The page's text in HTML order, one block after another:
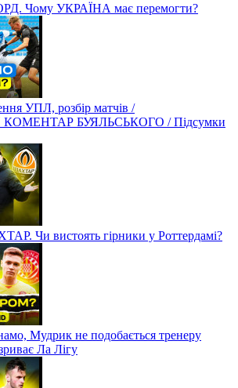
Чому УКРАЇНА має перемогти?
УПЛ, розбір матчів /
БУЯЛЬСЬКОГО / Підсумки
Чи вистоять гірники у Роттердамі?
Мудрик не подобається тренеру
Ла Лігу